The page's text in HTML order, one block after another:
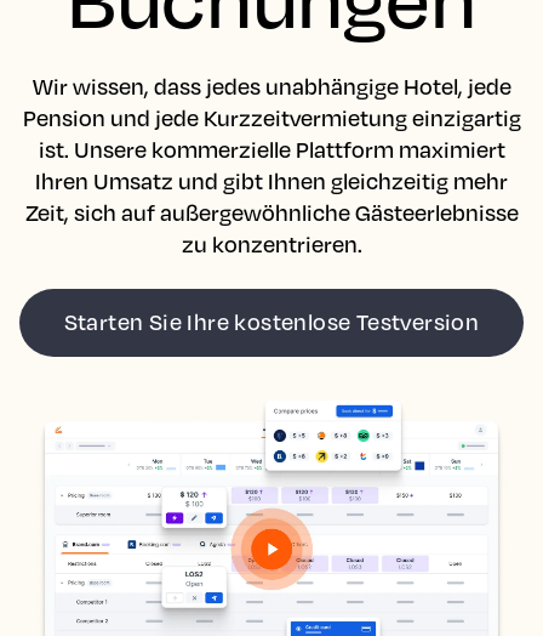
Wir wissen, dass jedes unabhängige Hotel, jede
Pension und jede Kurzzeitvermietung einzigartig
ist. Unsere kommerzielle Plattform maximiert
Ihren Umsatz und gibt Ihnen gleichzeitig mehr
Zeit, sich auf außergewöhnliche Gästeerlebnisse
zu konzentrieren.
Starten Sie Ihre kostenlose Testversion